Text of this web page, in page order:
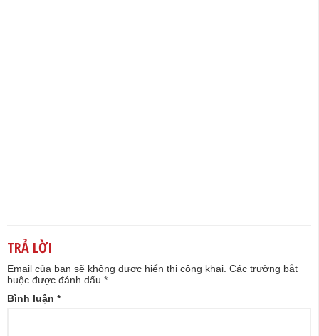
TRẢ LỜI
Email của bạn sẽ không được hiển thị công khai. Các trường bắt
buộc được đánh dấu *
Bình luận *